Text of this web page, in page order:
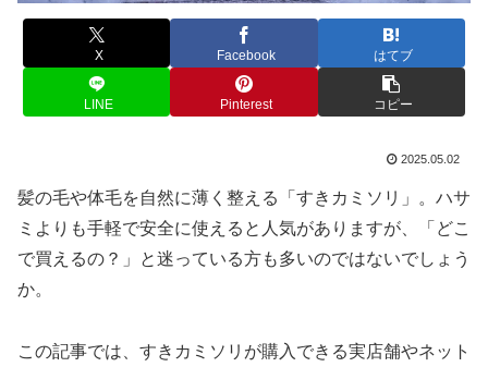
X Facebook はてブ
LINE Pinterest コピー
2025.05.02
髪の毛や体毛を自然に薄く整える「すきカミソリ」。ハサ
ミよりも手軽で安全に使えると人気がありますが、「どこ
で買えるの？」と迷っている方も多いのではないでしょう
か。
この記事では、すきカミソリが購入できる実店舗やネット